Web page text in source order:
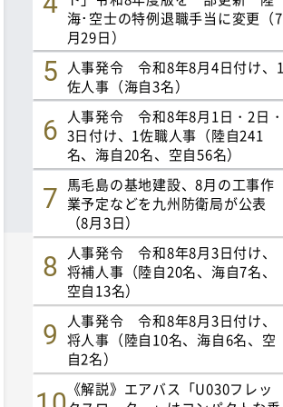
海･空士の特例退職手当に変更（7
月29日）
人事発令 令和8年8月4日付け、1
佐人事（海自3名）
人事発令 令和8年8月1日・2日・
3日付け、1佐職人事（陸自241
名、海自20名、空自56名）
馬毛島の基地建設、8月の工事作
業予定などを九州防衛局が公表
（8月3日）
人事発令 令和8年8月3日付け、
将補人事（陸自20名、海自7名、
空自13名）
人事発令 令和8年8月3日付け、
将人事（陸自10名、海自6名、空
自2名）
《解説》エアバス「U030フレッ